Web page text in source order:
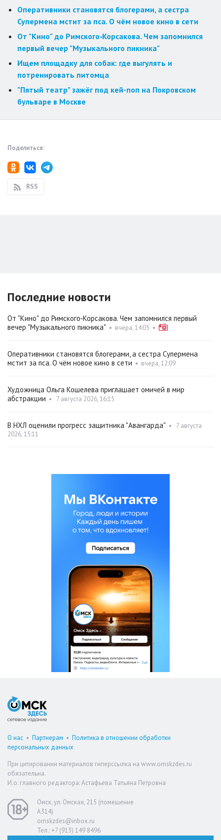
Оперативники становятся блогерами, а сестра
Супермена мстит за пса. О чём новое кино в сети
От "Кино" до Римского‑Корсакова. Чем запомнился
первый вечер "Музыкального пикника"
Ищем площадку для собак: где выгулять и
потренировать питомца
"Пятый театр" зажёг под кей-поп на Покровском
бульваре в Москве
Поделиться:
RSS
Последние новости
От "Кино" до Римского‑Корсакова. Чем запомнился первый
вечер "Музыкального пикника" • вчера, 14:05 •
Оперативники становятся блогерами, а сестра Супермена
мстит за пса. О чём новое кино в сети • вчера, 12:09
Художница Ольга Кошелева приглашает омичей в мир
абстракции • 7 августа 2026, 16:15
В НХЛ оценили прогресс защитника "Авангарда" •
7 августа
2026, 15:11
О нас • Партнерам • Политика в отношении обработки
персональных данных
При цитировании материалов гиперссылка на www.omskzdes.ru
обязательна.
И.о. главного редактора: Астафьева Татьяна Петровна
Омск, ул. Омская, 215 (помещение
А314)
omskzdes@inbox.ru
Тел.: +7 (913) 149 8496